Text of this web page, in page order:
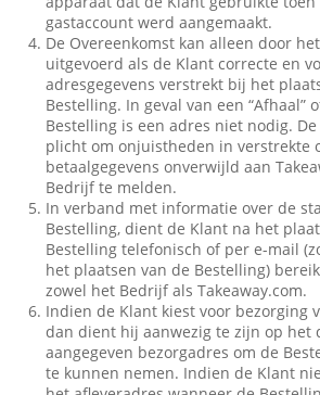
gastaccount werd aangemaakt.
De Overeenkomst kan alleen door
uitgevoerd als de Klant correcte en
adresgegevens verstrekt bij het
Bestelling. In geval van een “Afhaal”
Bestelling is een adres niet nodig.
plicht om onjuistheden in verstrekte
betaalgegevens onverwijld aan
Bedrijf te melden.
In verband met informatie over de
Bestelling, dient de Klant na het
Bestelling telefonisch of per e-mail
het plaatsen van de Bestelling)
zowel het Bedrijf als Takeaway.com.
Indien de Klant kiest voor bezorging
dan dient hij aanwezig te zijn op het
aangegeven bezorgadres om de
te kunnen nemen. Indien de Klant